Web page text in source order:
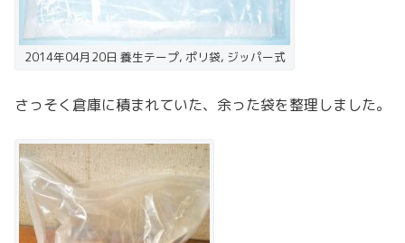
2014年04月20日 養生テープ, ポリ袋, ジッパー式
さっそく倉庫に積まれていた、余った袋を整理しました。